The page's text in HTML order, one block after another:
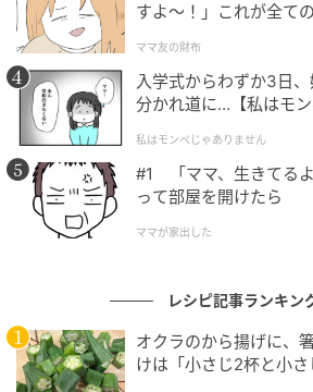
オリーブオイルの風味が絡まって……。アペリティ
自由でいい、それがイタリア流。
一見すると大胆な組み合わせに思
が、ひと口頬張れば、その完璧な
モッツァレラの持つクリーミーなミ
特の弾力ある食感が、なめ茸の滋
ースの塩気、そして明太子の辛み
そこにオリーブオイルの青々とし
り、一気に味わいが地中海の風を
にいながらにして五感で味わう「イ
といえる。
すよ〜！」これが全て
ママ友の財布
入学式からわずか3日
分かれ道に…【私はモ
私はモンペじゃありません
#1 「ママ、生きてる
って部屋を開けたら
ママが家出した
レシピ記事ランキン
オクラのから揚げに、
けは「小さじ2杯と小さ